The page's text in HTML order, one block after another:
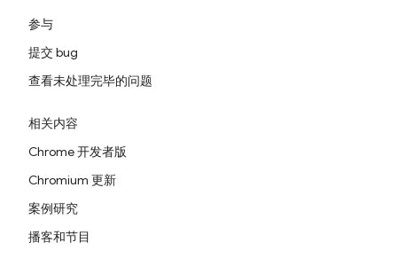
参与
提交 bug
查看未处理完毕的问题
相关内容
Chrome 开发者版
Chromium 更新
案例研究
播客和节目